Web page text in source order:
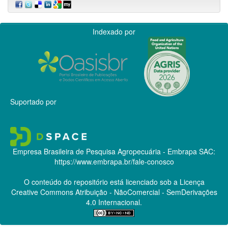
Indexado por
Suportado por
Empresa Brasileira de Pesquisa Agropecuária - Embrapa SAC:
https://www.embrapa.br/fale-conosco
O conteúdo do repositório está licenciado sob a Licença
Creative CommonsAtribuição - NãoComercial - SemDerivações
4.0 Internacional.